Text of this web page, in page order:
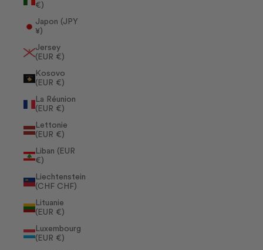
€)
Japon (JPY
¥)
Jersey
(EUR €)
Kosovo
(EUR €)
La Réunion
(EUR €)
Lettonie
(EUR €)
Liban (EUR
€)
Liechtenstein
(CHF CHF)
Lituanie
(EUR €)
Luxembourg
(EUR €)